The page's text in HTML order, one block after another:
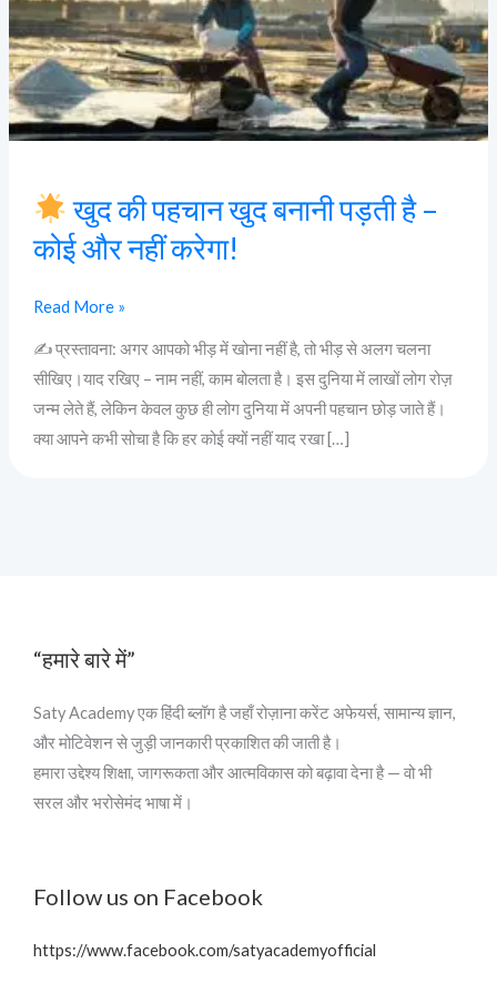
खुद की पहचान खुद बनानी पड़ती है –
कोई और नहीं करेगा!
पड़ती
है
–
कोई
और
करेगा!
Read More »
✍️ प्रस्तावना: अगर आपको भीड़ में खोना नहीं है, तो भीड़ से अलग चलना
सीखिए।याद रखिए – नाम नहीं, काम बोलता है। इस दुनिया में लाखों लोग रोज़
जन्म लेते हैं, लेकिन केवल कुछ ही लोग दुनिया में अपनी पहचान छोड़ जाते हैं।
क्या आपने कभी सोचा है कि हर कोई क्यों नहीं याद रखा […]
“हमारे बारे में”
Saty Academy एक हिंदी ब्लॉग है जहाँ रोज़ाना करेंट अफेयर्स, सामान्य ज्ञान,
और मोटिवेशन से जुड़ी जानकारी प्रकाशित की जाती है।
हमारा उद्देश्य शिक्षा, जागरूकता और आत्मविकास को बढ़ावा देना है — वो भी
सरल और भरोसेमंद भाषा में।
Follow us on Facebook
https://www.facebook.com/satyacademyofficial